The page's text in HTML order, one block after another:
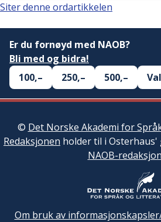
Siter denne ordartikkelen
Er du fornøyd med NAOB?
Bli med og bidra!
100,–
250,– 500,–
© Det Norske Akademi for
Redaksjonen holder til i Osterhaus'
NAOB-
Om bruk av